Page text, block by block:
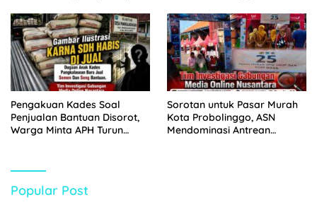
Pengakuan Kades Soal
Penjualan Bantuan Disorot,
Warga Minta APH Turun
Sorotan untuk Pasar Murah
Kota Probolinggo, ASN
Mendominasi Antrean
Popular Post